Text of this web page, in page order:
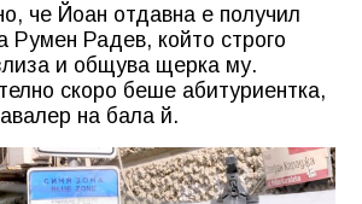
че Йоан отдавна е получил
Румен Радев, който строго
и общува щерка му.
скоро беше абитуриентка,
на бала й.